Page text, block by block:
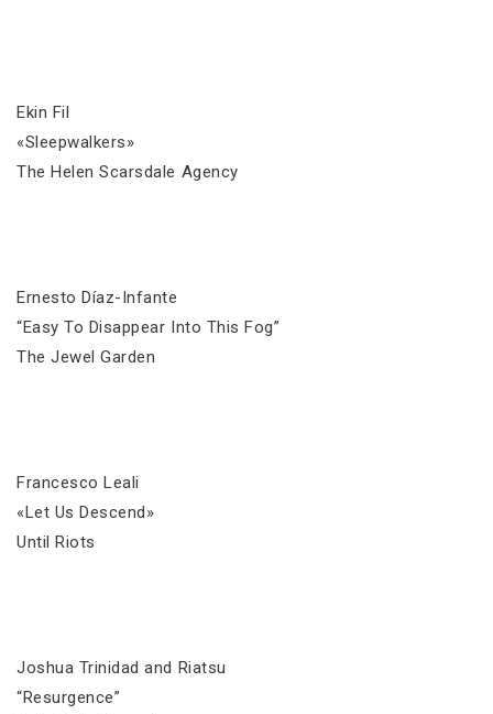
Ekin Fil
«Sleepwalkers»
The Helen Scarsdale Agency
Ernesto Díaz-Infante
“Easy To Disappear Into This Fog”
The Jewel Garden
Francesco Leali
«Let Us Descend»
Until Riots
Joshua Trinidad and Riatsu
“Resurgence”